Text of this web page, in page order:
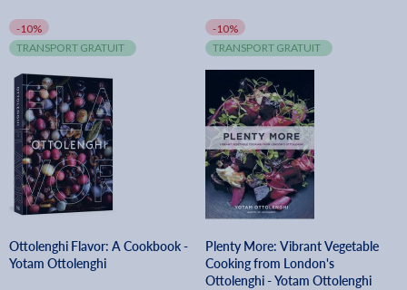
-10%
TRANSPORT GRATUIT
Ottolenghi Flavor: A Cookbook -
Yotam Ottolenghi
-10%
TRANSPORT GRATUIT
Plenty More: Vibrant Vegetable
Cooking from London's
Ottolenghi - Yotam Ottolenghi